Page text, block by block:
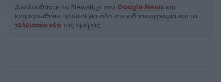
Ακολουθήστε το Νewsit.gr στο Google News και
ενημερωθείτε πρώτοι για όλη την ειδησεογραφία και τα
τελευταία νέα της ημέρας